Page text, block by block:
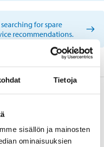
Tietoja
sisällön ja mainosten
ominaisuuksien
for spare
recommendations.
M, 3B0 413 031 A.